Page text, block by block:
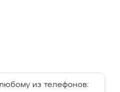
из телефонов: